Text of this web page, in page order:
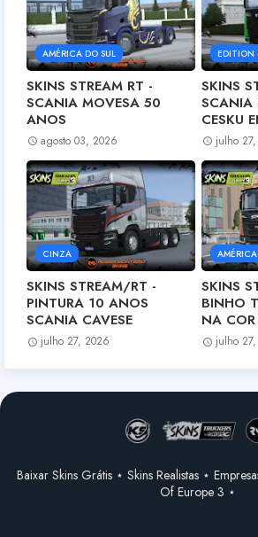
AMÉRICA DO SUL
SKINS STREAM RT -
SCANIA MOVESA 50
ANOS
agosto 03, 2026
EDITION
SKINS
SCANIA
CESKU
julho
CINZA
SKINS STREAM/RT -
PINTURA 10 ANOS
SCANIA CAVESE
julho 27, 2026
SKINS
BINHO
NA
julho
Baixar Skins Grátis ⋆ Skins Realistas ⋆
Of Europe 3 ⋆